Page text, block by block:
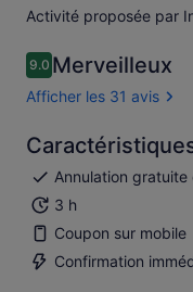
Activité proposée par
9.09.0 sur 10
Merveilleux
Afficher les 31 avis
Annulation gratuite
3 h
Coupon sur mobile
Confirmation